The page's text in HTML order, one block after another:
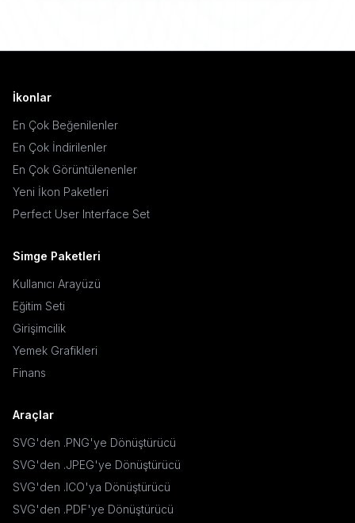
İkonlar
En Çok Beğenilenler
En Çok İndirilenler
En Çok Görüntülenenler
Yeni İkon Paketleri
Perfect User Interface Set
Simge Paketleri
Kullanıcı Arayüzü
Eğitim Seti
Girişimcilik
Yemek Grafikleri
Finans
Araçlar
SVG'den .PNG'ye Dönüştürücü
SVG'den .JPEG'ye Dönüştürücü
SVG'den .ICO'ya Dönüştürücü
SVG'den .PDF'ye Dönüştürücü